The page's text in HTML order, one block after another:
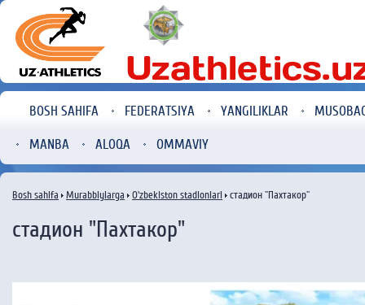
BOSH SAHIFA FEDERATSIYA YANGILIKLAR
MANBA ALOQA OMMAVIY
Bosh sahifa Murabbiylarga O'zbekiston stadionlari стадион "Пахтакор"
стадион "Пахтакор"